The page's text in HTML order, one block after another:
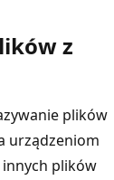
z
plików
urządzeniom
plików